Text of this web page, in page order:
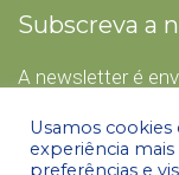
Subscreva a
A newsletter é
Usamos cookies
experiência
preferências e